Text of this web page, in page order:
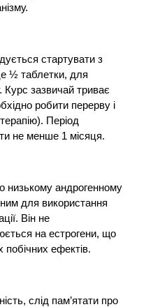
стартувати з
½ таблетки, для
Курс зазвичай триває
робити перерву і
Період
не менше 1 місяця.
низькому андрогенному
для використання
Він не
на естрогени, що
ефектів.
слід пам’ятати про